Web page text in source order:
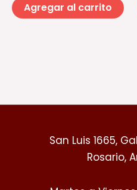
Agregar al carrito
San Luis 1665,
Rosario,